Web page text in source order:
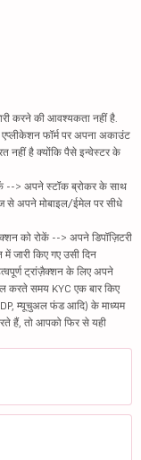
करने की आवश्यकता नहीं है.
फॉर्म पर अपना अकाउंट
नहीं है क्योंकि पैसे इन्वेस्टर के
--> अपने स्टॉक ब्रोकर के साथ
से अपने मोबाइल/ईमेल पर सीधे
को रोकें --> अपने डिपॉज़िटरी
जारी किए गए उसी दिन
ट्रांज़ैक्शन के लिए अपने
करते समय KYC एक बार किए
DP, म्यूचुअल फंड आदि) के माध्यम
हैं, तो आपको फिर से यही